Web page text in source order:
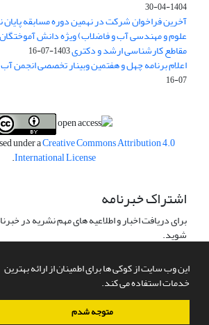
این وب سایت از کوکی ها برای اطمینان از ارائه بهترین
خدمات استفاده می کند.
متوجه شدم
1404-04-30
آخرین فراخوان شرکت در نهمین دوره مسابقه پایان
مقاطع کارشناسی ارشد و دکتری1403-07-16
اعلام برنامه چهل و هفتمین وبینار تخصصی انجمن
07-16
under aCreative Commons Attribution 4.0
International License
.
اشتراک خبرنامه
برای دریافت اخبار و اطلاعیه های مهم نشریه در
شوید.